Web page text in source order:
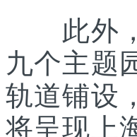
此外，
九个主题
轨道铺设
将呈现上